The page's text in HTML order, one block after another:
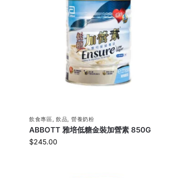
飲食專區,飲品, 營養奶粉
ABBOTT 雅培低糖金裝加營素 850G
$245.00